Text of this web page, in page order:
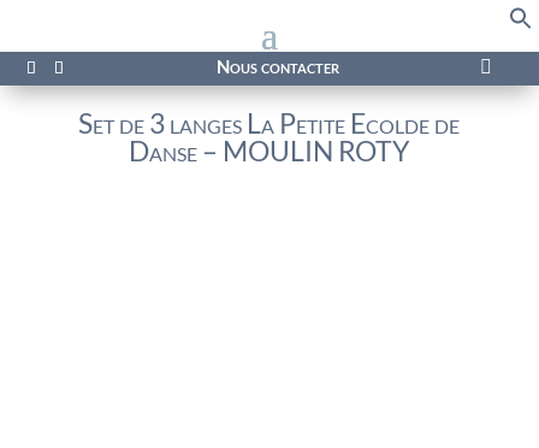
Nous contacter 
Set de 3 langes La Petite Ecolde de
Danse – MOULIN ROTY